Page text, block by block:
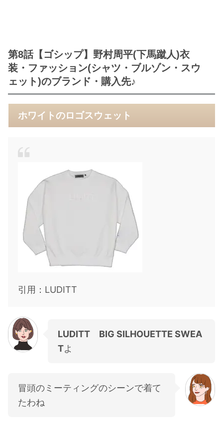
第8話【ゴシップ】野村周平(下馬蹴人)衣
装・ファッション(シャツ・ブルゾン・スウ
ェット)のブランド・購入先♪
ホワイトのロゴスウェット
引用：LUDITT
LUDITT BIG SILHOUETTE SWEA
Tよ
冒頭のミーティングのシーンで着て
たわね